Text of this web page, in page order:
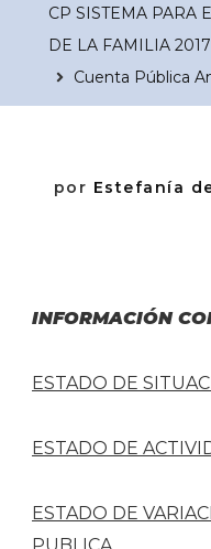
CP SISTEMA PARA
DE LA FAMILIA 2017
Cuenta Pública
por Estefanía
INFORMACIÓN
ESTADO DE
ESTADO DE
ESTADO DE
PUBLICA